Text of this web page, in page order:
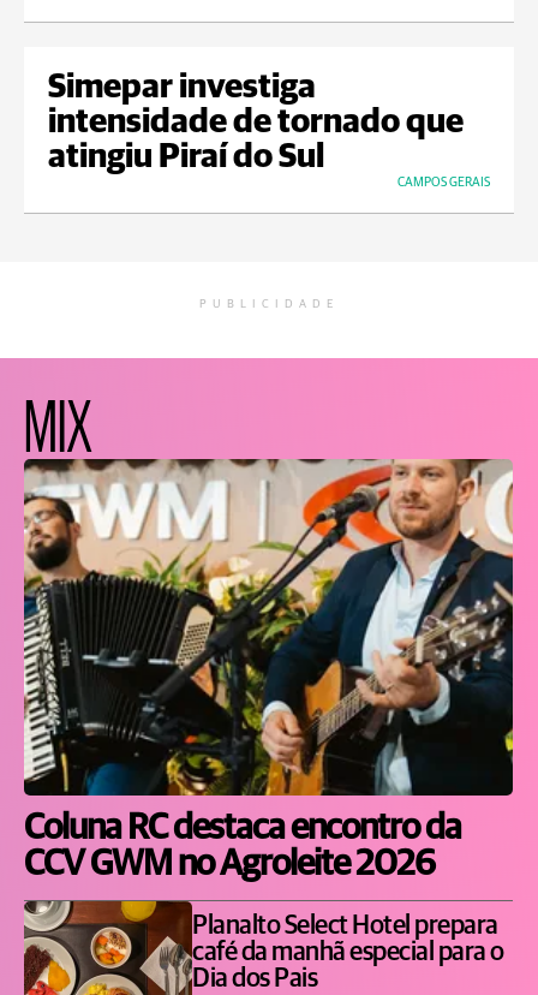
Simepar investiga
intensidade de tornado que
atingiu Piraí do Sul
CAMPOS GERAIS
PUBLICIDADE
MIX
Coluna RC destaca encontro da
CCV GWM no Agroleite 2026
Planalto Select Hotel prepara
café da manhã especial para o
Dia dos Pais